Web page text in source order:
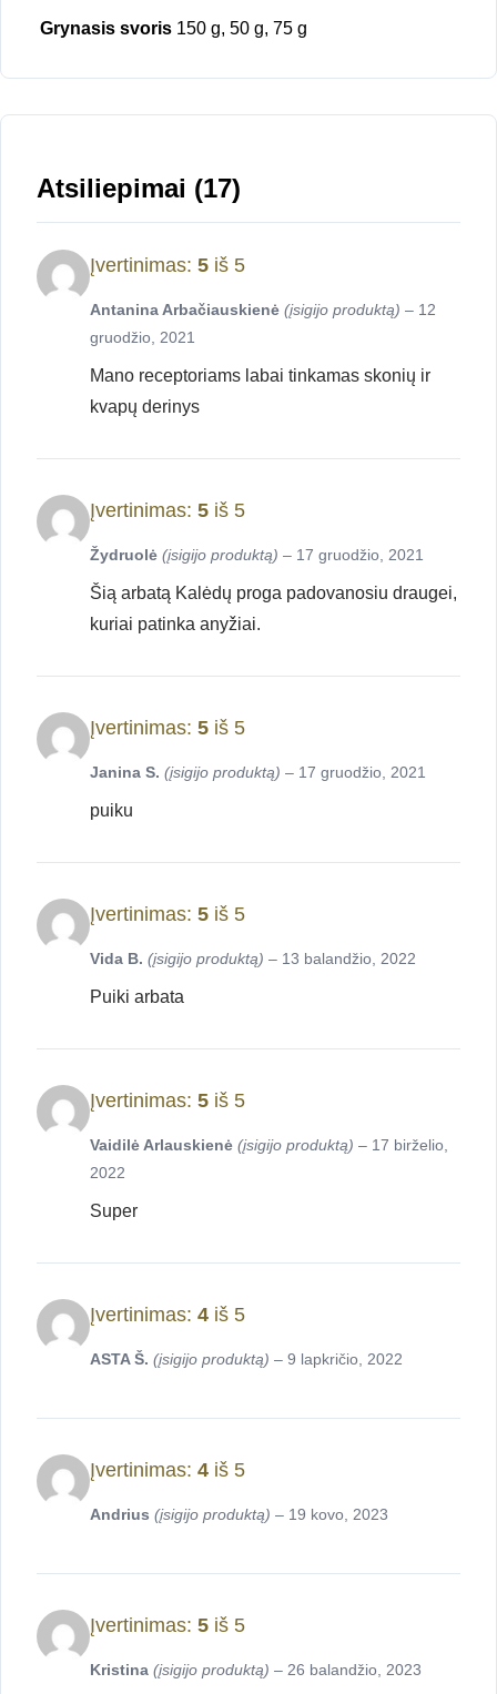
Grynasis svoris 150 g, 50 g, 75 g
Atsiliepimai (17)
Įvertinimas: 5 iš 5
Antanina Arbačiauskienė (įsigijo produktą) – 12
gruodžio, 2021
Mano receptoriams labai tinkamas skonių ir
kvapų derinys
Įvertinimas: 5 iš 5
Žydruolė (įsigijo produktą) – 17 gruodžio, 2021
Šią arbatą Kalėdų proga padovanosiu draugei,
kuriai patinka anyžiai.
Įvertinimas: 5 iš 5
Janina S. (įsigijo produktą) – 17 gruodžio, 2021
puiku
Įvertinimas: 5 iš 5
Vida B. (įsigijo produktą) – 13 balandžio, 2022
Puiki arbata
Įvertinimas: 5 iš 5
Vaidilė Arlauskienė (įsigijo produktą) – 17 birželio,
2022
Super
Įvertinimas: 4 iš 5
ASTA Š. (įsigijo produktą) – 9 lapkričio, 2022
Įvertinimas: 4 iš 5
Andrius (įsigijo produktą) – 19 kovo, 2023
Įvertinimas: 5 iš 5
Kristina (įsigijo produktą) – 26 balandžio, 2023